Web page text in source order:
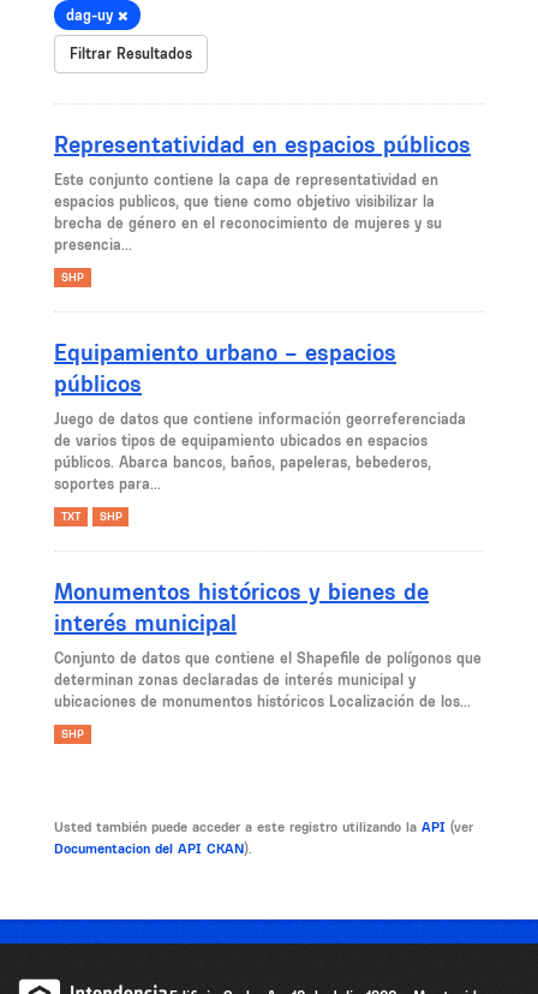
dag-uy
Filtrar Resultados
Representatividad en espacios públicos
Este conjunto contiene la capa de representatividad en
espacios publicos, que tiene como objetivo visibilizar la
brecha de género en el reconocimiento de mujeres y su
presencia...
SHP
Equipamiento urbano – espacios
públicos
Juego de datos que contiene información georreferenciada
de varios tipos de equipamiento ubicados en espacios
públicos. Abarca bancos, baños, papeleras, bebederos,
soportes para...
TXT SHP
Monumentos históricos y bienes de
interés municipal
Conjunto de datos que contiene el Shapefile de polígonos que
determinan zonas declaradas de interés municipal y
ubicaciones de monumentos históricos Localización de los...
SHP
Usted también puede acceder a este registro utilizando la API (ver
Documentacion del API CKAN).